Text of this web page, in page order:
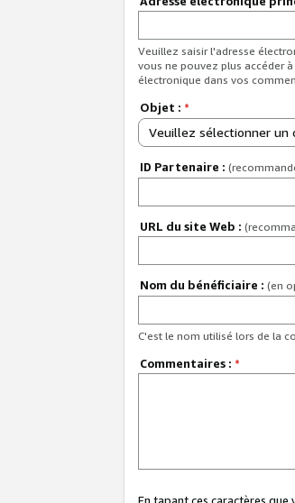
Veuillez saisir l'adresse
vous ne pouvez plus accéder
électronique dans vos
Objet : *
Veuillez sélectionner un
ID Partenaire :
URL du site Web :
Nom du bénéficiaire : (en
C'est le nom utilisé lors de la
Commentaires : *